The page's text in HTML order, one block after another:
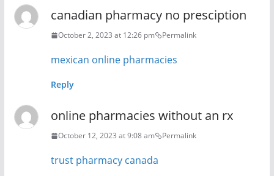
canadian pharmacy no presciption
October 2, 2023 at 12:26 pm Permalink
mexican online pharmacies
Reply
online pharmacies without an rx
October 12, 2023 at 9:08 am Permalink
trust pharmacy canada